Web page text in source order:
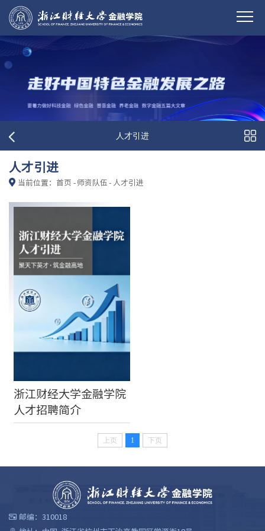
人才引进
人才引进
当前位置：首页 -师资队伍- 人才引进
浙江财经大学金融学院
人才招聘简介
上页 1 下页
邮编：310018